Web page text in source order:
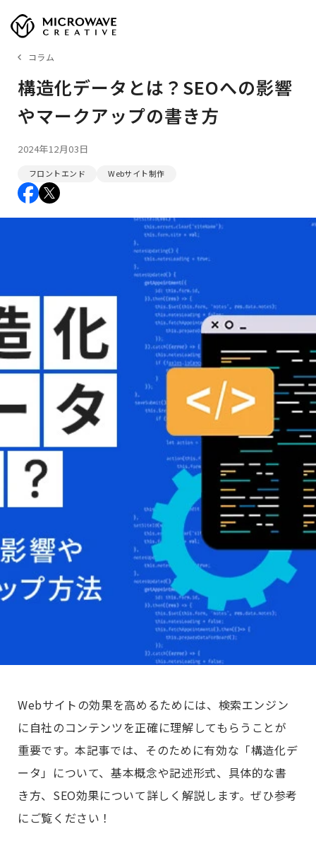
コラム
構造化データとは？SEOへの影響
やマークアップの書き方
2024年12月03日
フロントエンド Webサイト制作
Webサイトの効果を高めるためには、検索エンジン
に自社のコンテンツを正確に理解してもらうことが
重要です。本記事では、そのために有効な「構造化デ
ータ」について、基本概念や記述形式、具体的な書
き方、SEO効果について詳しく解説します。ぜひ参考
にご覧ください！